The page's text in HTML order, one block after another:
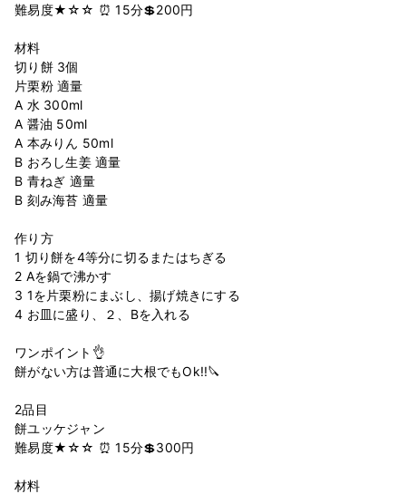
難易度★☆☆ ⏰ 15分💲200円
材料
切り餅 3個
片栗粉 適量
A 水 300ml
A 醤油 50ml
A 本みりん 50ml
B おろし生姜 適量
B 青ねぎ 適量
B 刻み海苔 適量
作り方
1 切り餅を4等分に切るまたはちぎる
2 Aを鍋で沸かす
3 1を片栗粉にまぶし、揚げ焼きにする
4 お皿に盛り、２、Bを入れる
ワンポイント👌
餅がない方は普通に大根でもOk!!🔪
2品目
餅ユッケジャン
難易度★☆☆ ⏰ 15分💲300円
材料